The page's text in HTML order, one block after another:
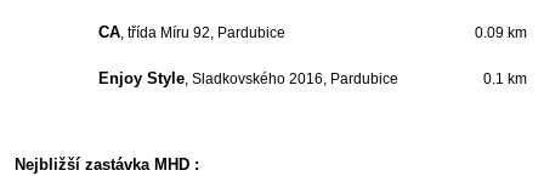
CA, třída Míru 92, Pardubice 0.09 km
Enjoy Style, Sladkovského 2016, Pardubice 0.1 km
Nejbližší zastávka MHD :